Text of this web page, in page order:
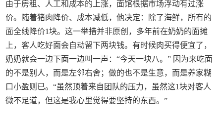
由于房租、人工和成本的上涨，面馆根据市场浮动有过涨
价。随着猪肉降价、成本减低，他决定：除了海鲜，所有的
面全线降价1块。这一举措并非原创，多年前在奶奶的面摊
上，客人吃好面会自动留下两块钱。有时候肉买得便宜了，
奶奶就会一边下面一边叫一声：“今天一块八。” 因为来吃面
的不是别人，而是左邻右舍；做的也不是生意，而是养家糊
口小盈则已。“虽然顶着来自团队的压力，虽然这1块对客人
微不足道，但这是我心里觉得要坚持的东西。”